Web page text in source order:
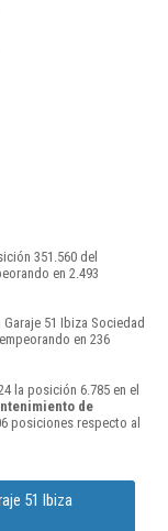
351.560 del
en 2.493
51 Ibiza Sociedad
en 236
la posición 6.785 en el
de
posiciones respecto al
51 Ibiza